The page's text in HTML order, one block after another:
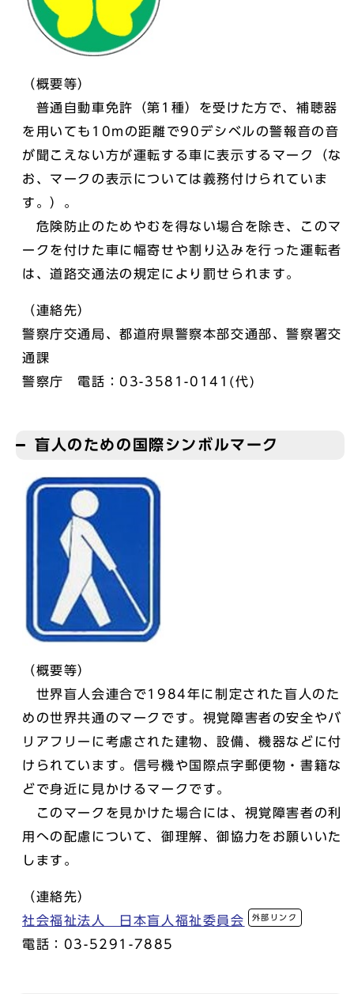
（概要等）
普通自動車免許（第1種）を受けた方で、補聴器
を用いても10mの距離で90デシベルの警報音の音
が聞こえない方が運転する車に表示するマーク（な
お、マークの表示については義務付けられていま
す。）。
危険防止のためやむを得ない場合を除き、このマ
ークを付けた車に幅寄せや割り込みを行った運転者
は、道路交通法の規定により罰せられます。
（連絡先）
警察庁交通局、都道府県警察本部交通部、警察署交
通課
警察庁 電話：03-3581-0141(代)
盲人のための国際シンボルマーク
（概要等）
世界盲人会連合で1984年に制定された盲人のた
めの世界共通のマークです。視覚障害者の安全やバ
リアフリーに考慮された建物、設備、機器などに付
けられています。信号機や国際点字郵便物・書籍な
どで身近に見かけるマークです。
このマークを見かけた場合には、視覚障害者の利
用への配慮について、御理解、御協力をお願いいた
します。
（連絡先）
社会福祉法人 日本盲人福祉委員会
外部リンク
電話：03-5291-7885